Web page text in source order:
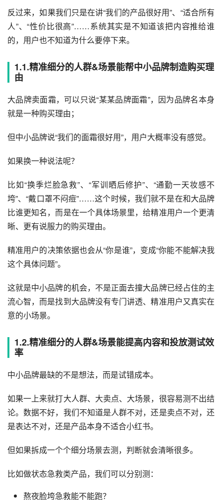
反过来，如果我们只是在讲“我们的产品很好用”、“适合所有
人”、“性价比很高”……系统其实是不知道该把内容推给谁
的，用户也不知道为什么要停下来。
1.1.精准细分的人群&场景能帮中小品牌制造购买理
由
大品牌卖面霜，可以只说“某某品牌面霜”，因为品牌名本身
就是一种购买理由；
但中小品牌说“我们的面霜很好用”，用户大概率没有感觉。
如果换一种说法呢？
比如“换季烂脸急救”、“军训晒后修护”、“通勤一天妆感不
垮”、“戴口罩不闷痘”……这个时候，我们就不是在和大品牌
比谁更知名，而是在一个具体场景里，给精准用户一个更清
晰、更有说服力的购买理由。
精准用户的决策依据也会从“你是谁”，变成“你能不能解决我
这个具体问题”。
这就是中小品牌的机会，不是正面去撞大品牌已经占住的主
流心智，而是找到大品牌没有专门讲透、精准用户又真实在
意的小场景。
1.2.精准细分的人群&场景能提高内容和投放测试效
率
中小品牌最缺的不是想法，而是试错成本。
如果一上来就打大人群、大卖点、大场景，很容易测不出结
论。数据不好，我们不知道是人群不对，还是卖点不对，还
是表达不对，还是产品本身不适合小红书。
但如果拆成一个个细分场景去测，判断就会清晰很多。
比如做状态急救类产品，我们可以分别测：
熬夜脸垮急救能不能跑？